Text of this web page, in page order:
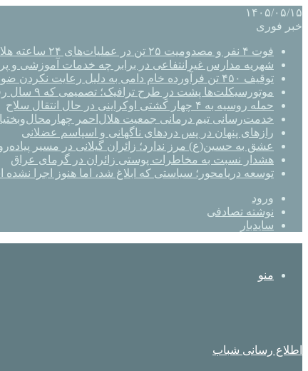
۱۴۰۵/۰۵/۱۵
خبر فوری
فوت ۴ نفر و مصدومیت ۲۵ تن در عملیات‌های ۲۴ ساعته هلال احمر اصفهان
شهریه مدارس غیرانتفاعی در برابر چه خدمات آموزشی
توقیف ۴۵۰ تن فرآورده خام دامی به دلیل رعایت نکردن ضوابط بهداشتی
موتورسیکلت‌ها پشت درِ طرح ترافیک؛ تصمیمی که ۹ سال رفت‌وبرگشت دارد
حمله روسیه به ۴ چهار کشتی اوکراینی در حال انتقال سلاح
خدمت‌رسانی تیم درمانی جمعیت هلال‌احمر
رازهای پنهان در پس دردهای ناگهانی و اسپاسم عضلانی
عشق به حسین(ع) مرز ندارد؛ زائران گیلانی در مسیر
هشدار نسبت به مخاطرات پوستی زائران در گرمای عراق
توسعه دریامحور؛ سیاستی که ابلاغ شد، اما هنوز اجرا
ورود
نوشته تصادفی
سایدبار
منو
اطلاع رسانی شباب